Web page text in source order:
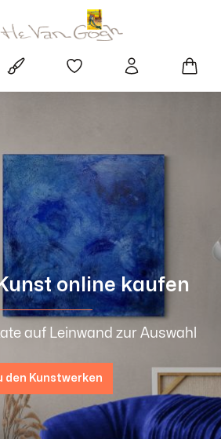
online kaufen
auf Leinwand zur Auswahl
den Kunstwerken